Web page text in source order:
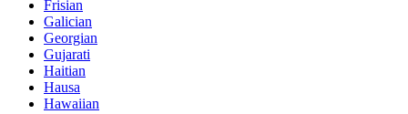
Frisian
Galician
Georgian
Gujarati
Haitian
Hausa
Hawaiian